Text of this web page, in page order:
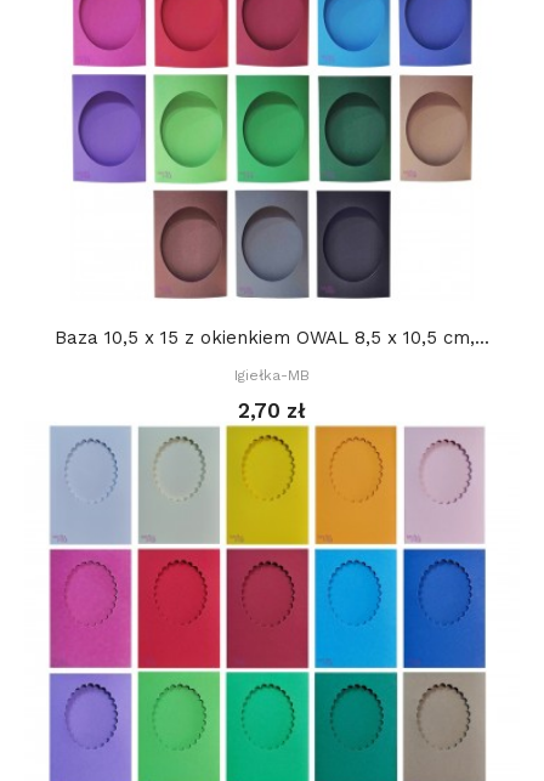
Baza 10,5 x 15 z okienkiem OWAL 8,5 x 10,5 cm,...
Igiełka-MB
2,70 zł